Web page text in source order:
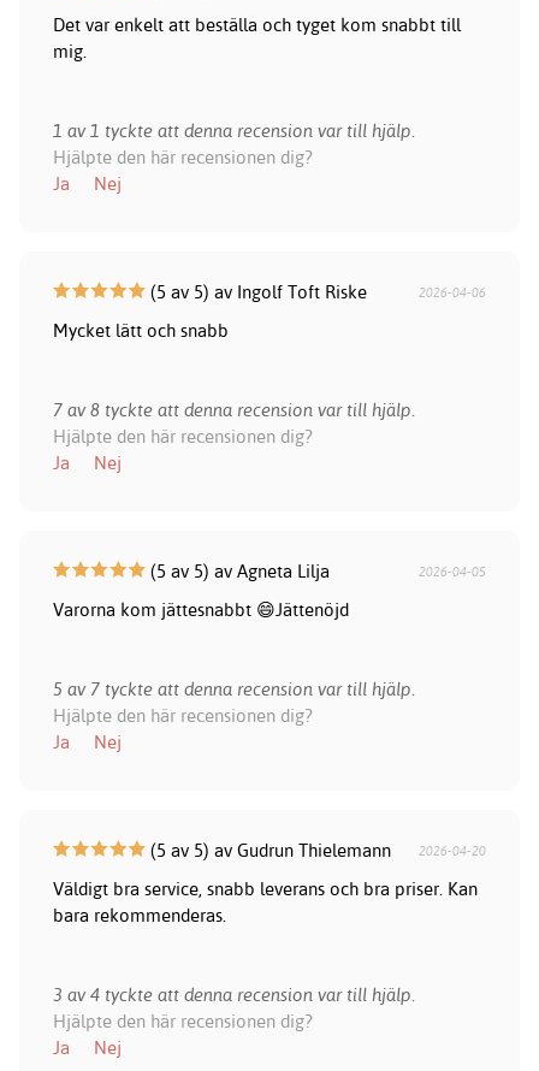
Det var enkelt att beställa och tyget kom snabbt till
mig.
1 av 1 tyckte att denna recension var till hjälp.
Hjälpte den här recensionen dig?
Ja
Nej
(5 av 5) av Ingolf Toft Riske 2026-04-06
Mycket lätt och snabb
7 av 8 tyckte att denna recension var till hjälp.
Hjälpte den här recensionen dig?
Ja
Nej
(5 av 5) av Agneta Lilja 2026-04-05
Varorna kom jättesnabbt 😄Jättenöjd
5 av 7 tyckte att denna recension var till hjälp.
Hjälpte den här recensionen dig?
Ja
Nej
(5 av 5) av Gudrun Thielemann 2026-04-20
Väldigt bra service, snabb leverans och bra priser. Kan
bara rekommenderas.
3 av 4 tyckte att denna recension var till hjälp.
Hjälpte den här recensionen dig?
Ja
Nej